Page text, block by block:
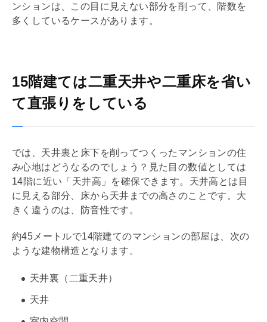
ンションは、この目に見えない部分を削って、階数を
多くしているケースがあります。
15階建ては二重天井や二重床を省い
て直張りをしている
では、天井裏と床下を削ってつくったマンションの住
み心地はどうなるのでしょう？見た目の数値としては
14階に近い「天井高」を確保できます。天井高とは目
に見える部分、床から天井までの高さのことです。大
きく違うのは、防音性です。
約45メートルで14階建てのマンションの部屋は、次の
ような建物構造となります。
天井裏（ 二重天井）
天井